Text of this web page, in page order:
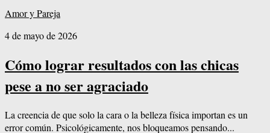
Amor y Pareja
4 de mayo de 2026
Cómo lograr resultados con las chicas
pese a no ser agraciado
La creencia de que solo la cara o la belleza física importan es un
error común. Psicológicamente, nos bloqueamos pensando...